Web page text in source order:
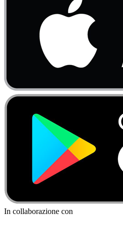
In collaborazione con